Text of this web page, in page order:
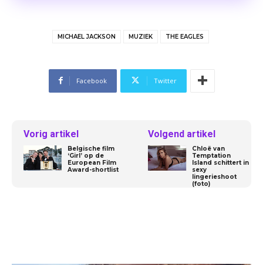
MICHAEL JACKSON MUZIEK THE EAGLES
Facebook Twitter
Vorig artikel
Belgische film
‘Girl’ op de
European Film
Award-shortlist
Volgend artikel
Chloë van
Temptation
Island schittert in
sexy
lingerieshoot
(foto)